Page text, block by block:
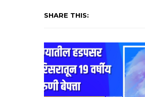
SHARE THIS: